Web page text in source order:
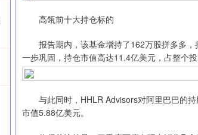
高瓴前十大持仓标的
报告期内，该基金增持了162万股拼多多，
一步巩固，持仓市值高达11.4亿美元，占整个投
与此同时，HHLR Advisors对阿里巴巴的持
市值5.88亿美元。